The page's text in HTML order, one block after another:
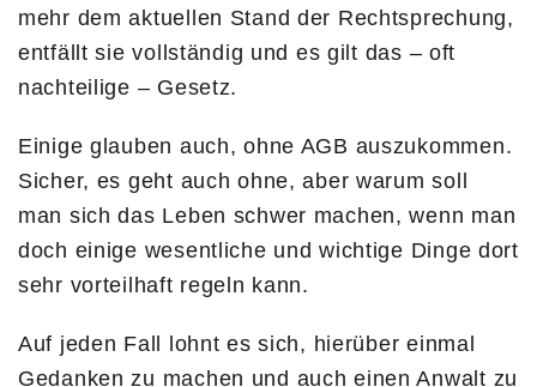
mehr dem aktuellen Stand der Rechtsprechung,
entfällt sie vollständig und es gilt das – oft
nachteilige – Gesetz.
Einige glauben auch, ohne AGB auszukommen.
Sicher, es geht auch ohne, aber warum soll
man sich das Leben schwer machen, wenn man
doch einige wesentliche und wichtige Dinge dort
sehr vorteilhaft regeln kann.
Auf jeden Fall lohnt es sich, hierüber einmal
Gedanken zu machen und auch einen Anwalt zu